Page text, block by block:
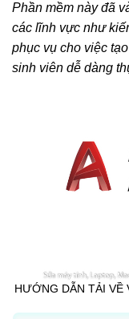
Phần mềm này đã
các lĩnh vực như
phục vụ cho việc
sinh viên dễ dàng
HƯỚNG DẪN TẢI VỀ